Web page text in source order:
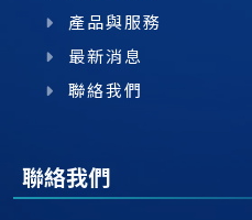
產品與服務
最新消息
聯絡我們
聯絡我們